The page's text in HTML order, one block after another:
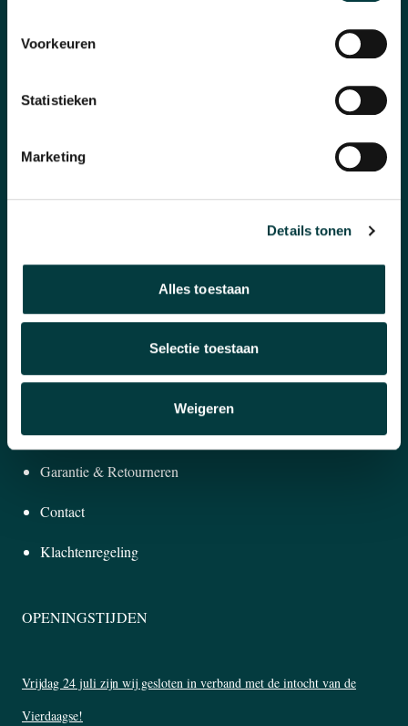
Voorkeuren
Statistieken
Marketing
Details tonen
Alles toestaan
Selectie toestaan
Weigeren
Over ons
WAAROM BIJ ONS KOPEN?
Winkel in Nijmegen
Inruilen horloge
Betalen & Bezorgen
Garantie & Retourneren
Contact
Klachtenregeling
OPENINGSTIJDEN
Vrijdag 24 juli zijn wij gesloten in verband met de intocht van de
Vierdaagse!